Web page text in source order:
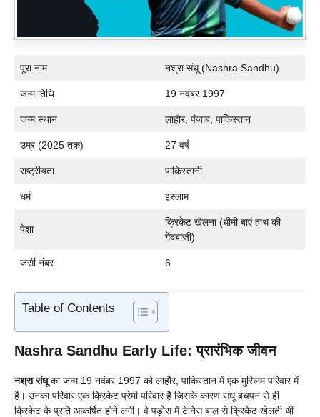
पूरा नाम नश्रा संधू (Nashra Sandhu)
जन्म तिथि 19 नवंबर 1997
जन्म स्थान लाहौर, पंजाब, पाकिस्तान
उम्र (2025 तक) 27 वर्ष
राष्ट्रीयता पाकिस्तानी
धर्म इस्लाम
पेशा
क्रिकेट खेलना (धीमी बाएं हाथ की
गेंदबाजी)
जर्सी नंबर 6
Table of Contents
Nashra Sandhu Early Life: प्रारंभिक जीवन
नश्रा संधूका जन्म 19 नवंबर 1997 को लाहौर, पाकिस्तान में एक मुस्लिम परिवार में
है। उनका परिवार एक क्रिकेट प्रेमी परिवार है जिसके कारण संधू बचपन से ही
क्रिकेट के प्रति आकर्षित होने लगी। वे पड़ोस में टेनिस बाल से क्रिकेट खेलती थीं